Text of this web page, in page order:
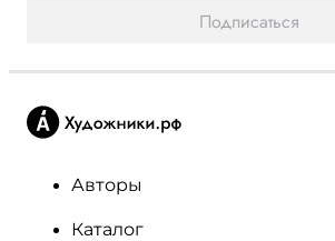
Подписаться
Авторы
Каталог